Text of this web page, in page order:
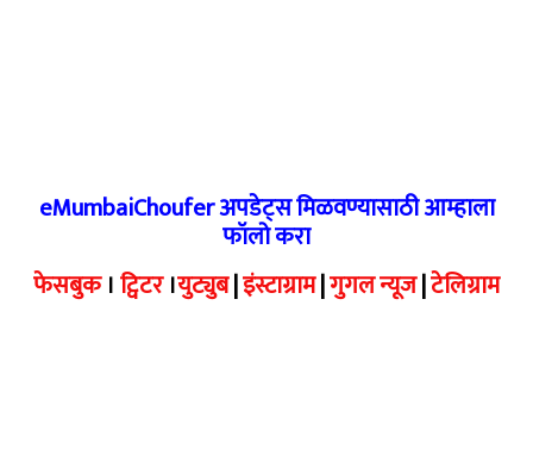
eMumbaiChoufer अपडेट्स मिळवण्यासाठी आम्हाला
फॉलो करा
फेसबुक।ट्विटर।युट्युब|इंस्टाग्राम|गुगल न्यूज|टेलिग्राम